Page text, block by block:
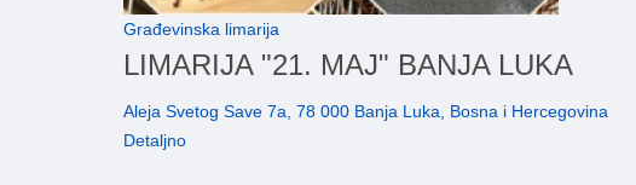
Građevinska limarija
LIMARIJA "21. MAJ" BANJA LUKA
Aleja Svetog Save 7a, 78 000 Banja Luka, Bosna i Hercegovina
Detaljno